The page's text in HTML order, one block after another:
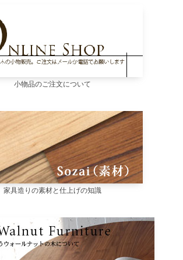
小物品のご注文について
家具造りの素材と仕上げの知識